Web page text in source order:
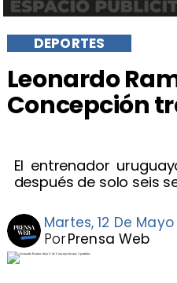
Leonardo
Concepción
El entrenador
después de solo seis
DEPORTES
Martes, 12 De
Prensa Web
Por